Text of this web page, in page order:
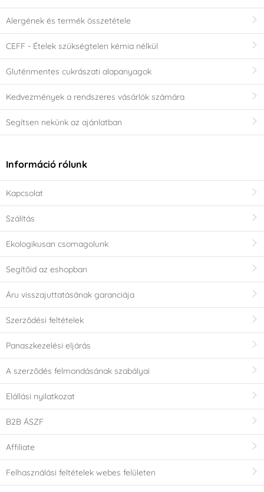
Alergének és termék összetétele
CEFF - Ételek szükségtelen kémia nélkül
Gluténmentes cukrászati alapanyagok
Kedvezmények a rendszeres vásárlók számára
Segítsen nekünk az ajánlatban
Információ rólunk
Kapcsolat
Szálítás
Ekologikusan csomagolunk
Segítőid az eshopban
Áru visszajuttatásának garanciája
Szerződési feltételek
Panaszkezelési eljárás
A szerződés felmondásának szabályai
Elállási nyilatkozat
B2B ÁSZF
Affiliate
Felhasználási feltételek webes felületen